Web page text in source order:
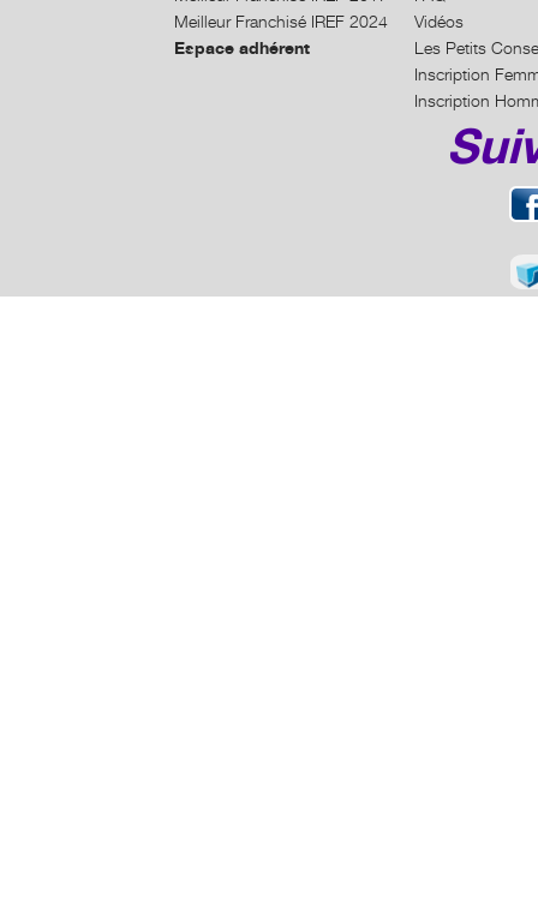
Meilleur Franchisé IREF 2024
Espace adhérent
Vidéos
Les Petits
Inscription
Inscription